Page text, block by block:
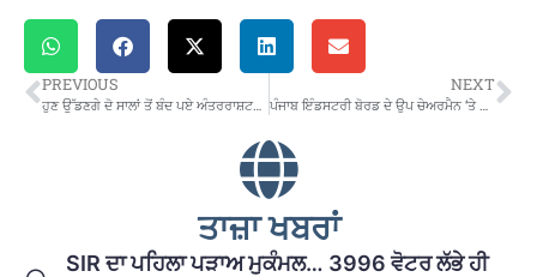
PREVIOUS
ਹੁਣ ਉੱਡਣਗੇ ਦੋ ਸਾਲਾਂ ਤੋਂ ਬੰਦ ਪਏ ਅੰਤਰਰਾਸ਼ਟਰੀ ਹਵਾਈ ਰੂਟ ਦੇ ਜਹਾਜ਼
NEXT
ਤਾਜ਼ਾ ਖਬਰਾਂ
SIR ਦਾ ਪਹਿਲਾ ਪੜਾਅ ਮੁਕੰਮਲ… 3996 ਵੋਟਰ ਲੱਭੇ ਹੀ